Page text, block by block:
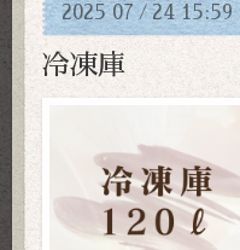
2025 07/24 15:59
冷凍庫